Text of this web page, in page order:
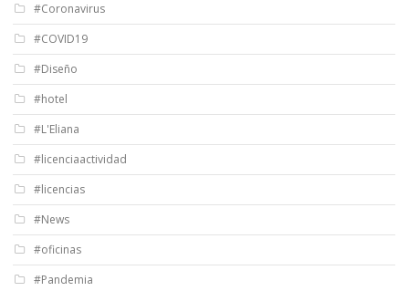
#Coronavirus
#COVID19
#Diseño
#hotel
#L'Eliana
#licenciaactividad
#licencias
#News
#oficinas
#Pandemia